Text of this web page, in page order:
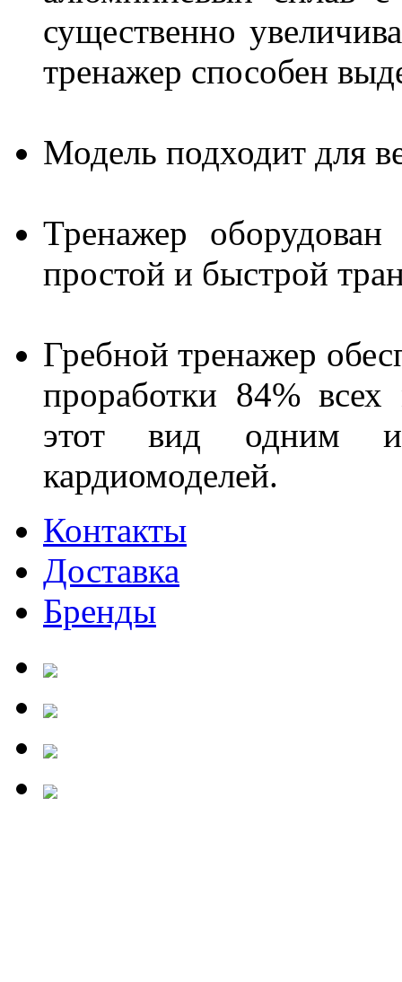
существенно
тренажер способен
Модель подходит для
Тренажер
простой и быстрой
Гребной тренажер
проработки 84%
этот вид одним из
кардиомоделей.
Контакты
Доставка
Бренды